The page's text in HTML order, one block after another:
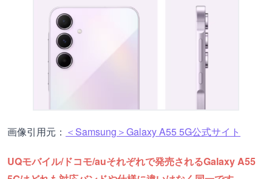
画像引用元： ＜Samsung＞Galaxy A55 5G公式サイト
UQモバイル/ドコモ/auそれぞれで発売されるGalaxy A55